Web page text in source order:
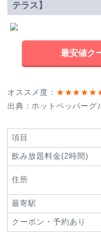
テラス】
最安値ク
オススメ度：
出典：ホットペッパーグ
項目
飲み放題料金(2時間)
住所
最寄駅
クーポン・予約あり